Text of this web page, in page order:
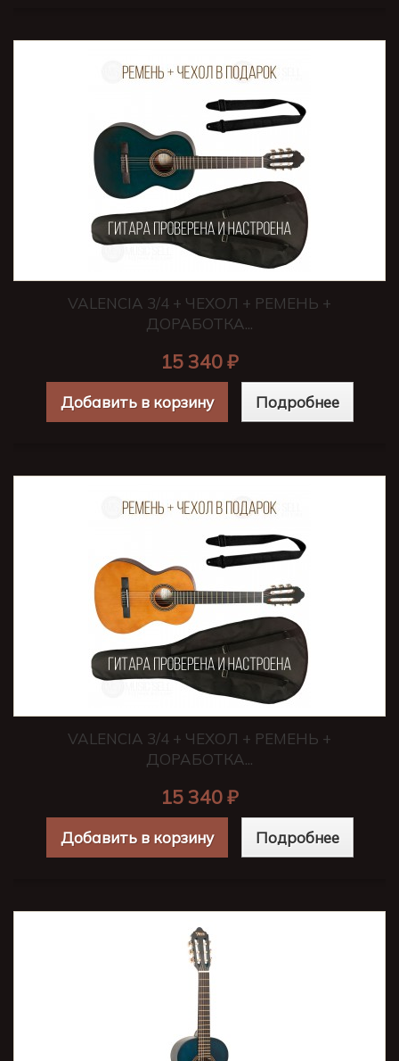
VALENCIA 3/4 + ЧЕХОЛ + РЕМЕНЬ +
ДОРАБОТКА...
15 340 ₽
Добавить в корзину Подробнее
VALENCIA 3/4 + ЧЕХОЛ + РЕМЕНЬ +
ДОРАБОТКА...
15 340 ₽
Добавить в корзину Подробнее